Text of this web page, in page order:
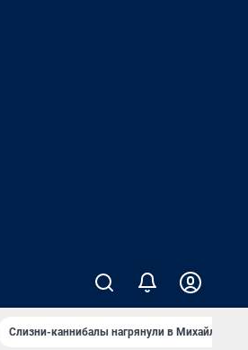
Слизни-каннибалы нагрянули в Михайлов